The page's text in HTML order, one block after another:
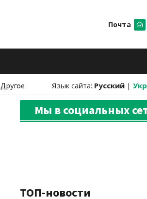
Почта
Другое Язык сайта: Русский |
Мы в социальных
ТОП-новости